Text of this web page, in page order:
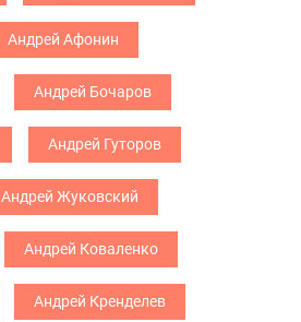
Андрей Афонин
Андрей Бочаров
Андрей Гуторов
Андрей Жуковский
Андрей Коваленко
Андрей Кренделев